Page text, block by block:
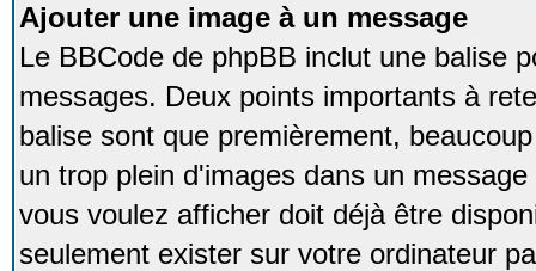
Ajouter une image à un message
Le BBCode de phpBB inclut une balise
messages. Deux points importants à
balise sont que premièrement,
un trop plein d'images dans un
vous voulez afficher doit déjà être
seulement exister sur votre ordinateur